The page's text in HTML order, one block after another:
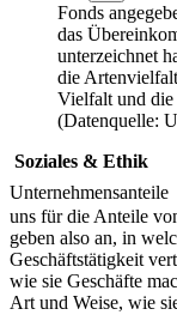
Fonds
das
unterzeichnet
die
Vielfalt und die
(Datenquelle:
Soziales & Ethik
Unternehmensanteile
uns für die Anteile
geben also an, in
Geschäftstätigkeit
wie sie Geschäfte
Art und Weise, wie